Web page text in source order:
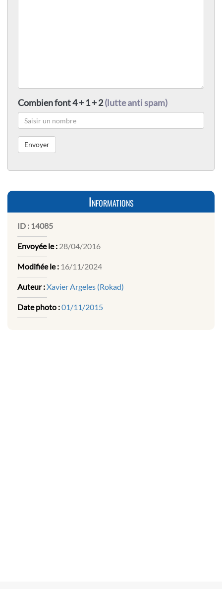
Combien font 4 + 1 + 2(lutte anti spam)
Informations
ID : 14085
Envoyée le : 28/04/2016
Modifiée le : 16/11/2024
Auteur :Xavier Argeles (Rokad)
Date photo :01/11/2015